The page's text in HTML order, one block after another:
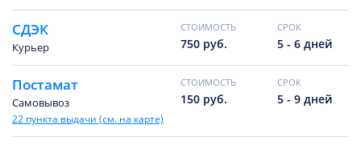
СДЭК
Курьер
CТОИМОСТЬ
750 руб.
CРОК
5 - 6 дней
Постамат
Самовывоз
CТОИМОСТЬ
150 руб.
CРОК
5 - 9 дней
22 пункта выдачи (см. на карте)